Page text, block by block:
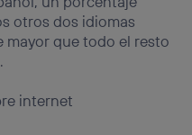
otros dos idiomas
mayor que todo el resto